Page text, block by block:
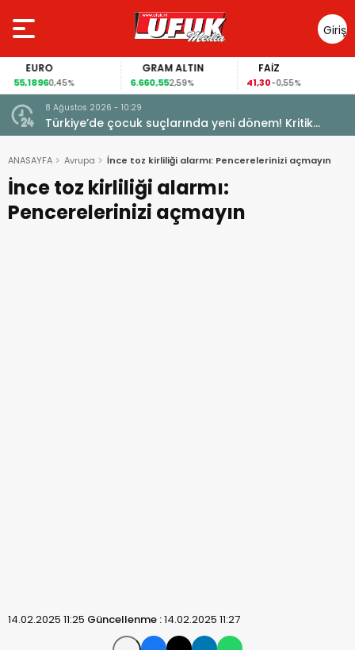
Giriş
Yap
EURO
55,18960,45%
GRAM ALTIN
6.660,552,59%
FAİZ
41,30-0,55%
8 Ağustos 2026 - 10:29
Türkiye’de çocuk suçlarında yeni dönem! Kritik
maddeler kabul edildi
ANASAYFA Avrupa İnce toz kirliliği alarmı: Pencerelerinizi açmayın
İnce toz kirliliği alarmı:
Pencerelerinizi açmayın
14.02.2025 11:25 Güncellenme :14.02.2025 11:27